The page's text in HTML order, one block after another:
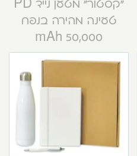
“קסטור” מטען נייד PD
טעינה מהירה בנפח
50,000 mAh